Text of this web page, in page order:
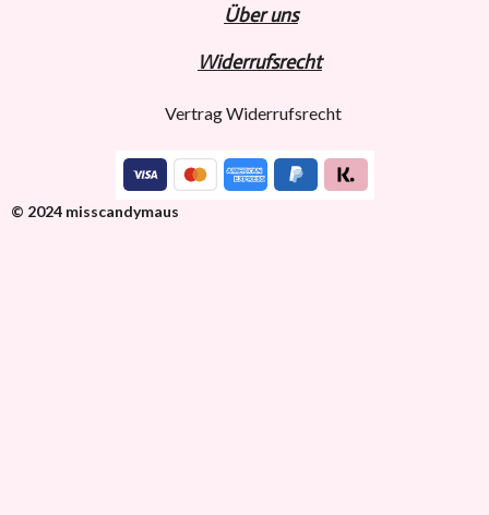
Über uns
Widerrufsrecht
Vertrag Widerrufsrecht
© 2024 misscandymaus